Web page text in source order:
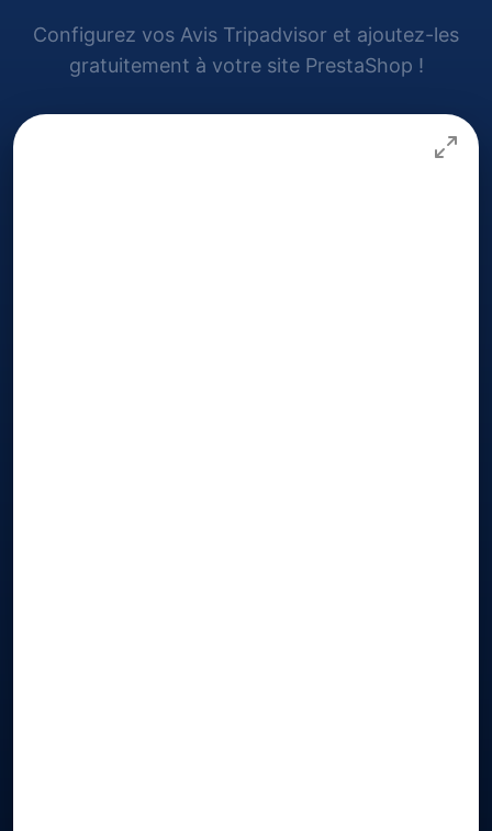
Configurez vos Avis Tripadvisor et ajoutez-les
gratuitement à votre site PrestaShop !